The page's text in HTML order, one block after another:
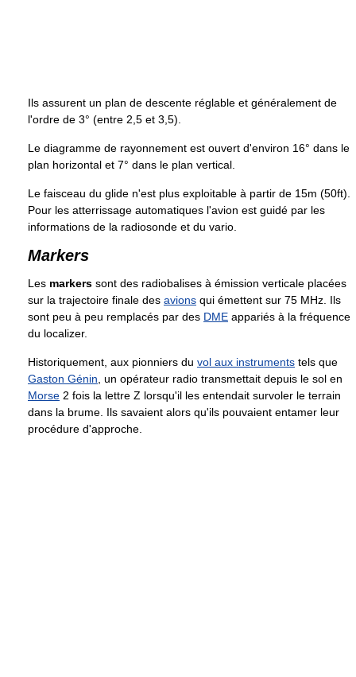
Ils assurent un plan de descente réglable et généralement de
l'ordre de 3° (entre 2,5 et 3,5).
Le diagramme de rayonnement est ouvert d'environ 16° dans le
plan horizontal et 7° dans le plan vertical.
Le faisceau du glide n'est plus exploitable à partir de 15m (50ft).
Pour les atterrissage automatiques l'avion est guidé par les
informations de la radiosonde et du vario.
Markers
Les markers sont des radiobalises à émission verticale placées
sur la trajectoire finale des avions qui émettent sur 75 MHz. Ils
sont peu à peu remplacés par des DME appariés à la fréquence
du localizer.
Historiquement, aux pionniers du vol aux instruments tels que
Gaston Génin , un opérateur radio transmettait depuis le sol en
Morse 2 fois la lettre Z lorsqu'il les entendait survoler le terrain
dans la brume. Ils savaient alors qu'ils pouvaient entamer leur
procédure d'approche.